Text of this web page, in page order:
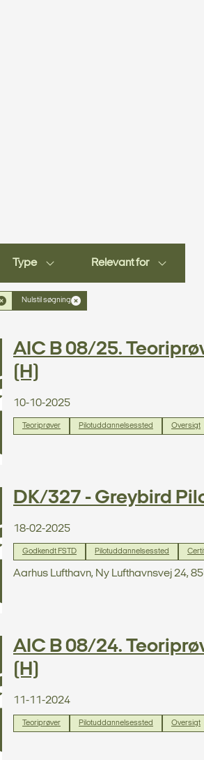
Type Relevant for
Nulstil søgning
AIC B 08/25.
(H)
10-10-2025
Teoriprøver Pilotuddannelsessted Oversigt
DK/327 - Greybird
18-02-2025
Godkendt FSTD Pilotuddannelsessted
Aarhus Lufthavn, Ny Lufthavnsvej 24,
AIC B 08/24.
(H)
11-11-2024
Teoriprøver Pilotuddannelsessted Oversigt